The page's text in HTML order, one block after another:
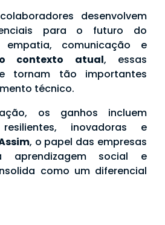
desenvolvem
para o futuro do
comunicação e
contexto atual, essas
tornam tão importantes
técnico.
os ganhos incluem
inovadoras e
, o papel das empresas
aprendizagem social e
como um diferencial